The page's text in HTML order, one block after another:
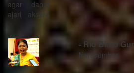
- Rio Bimo Guritno
Narasumber